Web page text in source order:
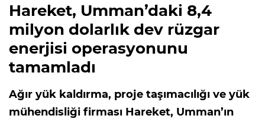
Hareket, Umman’daki 8,4
milyon dolarlık dev rüzgar
enerjisi operasyonunu
tamamladı
Ağır yük kaldırma, proje taşımacılığı ve yük
mühendisliği firması Hareket, Umman’ın